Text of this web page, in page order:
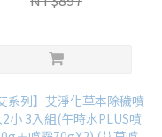
｜美吾髮『不提供海外配